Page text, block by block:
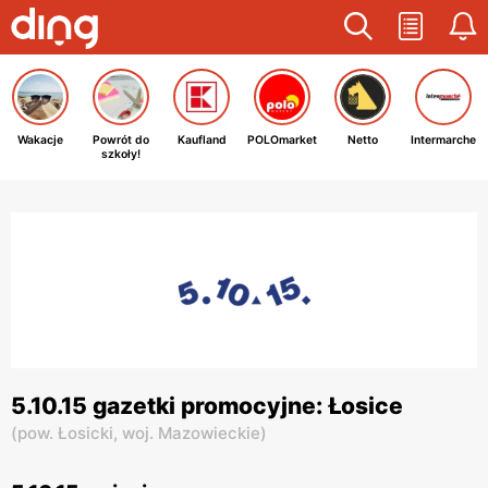
Wakacje
Powrót do
szkoły!
Kaufland POLOmarket Netto Intermarche
5.10.15 gazetki promocyjne: Łosice
(pow. Łosicki, woj. Mazowieckie)